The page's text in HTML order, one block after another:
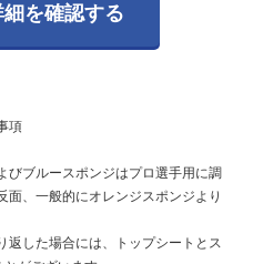
を確認する
項
びブルースポンジはプロ選手用に調
、一般的にオレンジスポンジより
返した場合には、トップシートとス